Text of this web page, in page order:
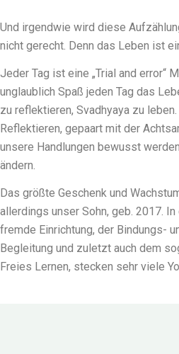
Und irgendwie wird diese
nicht gerecht. Denn das Leben ist
Jeder Tag ist eine „Trial and error“
unglaublich Spaß jeden Tag das
zu reflektieren, Svadhyaya zu
Reflektieren, gepaart mit der
unsere Handlungen bewusst
ändern.
Das größte Geschenk und
allerdings unser Sohn, geb. 2017.
fremde Einrichtung, der Bindungs-
Begleitung und zuletzt auch dem
Freies Lernen, stecken sehr viele